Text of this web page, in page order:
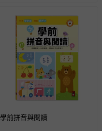
學前拼音與閱讀